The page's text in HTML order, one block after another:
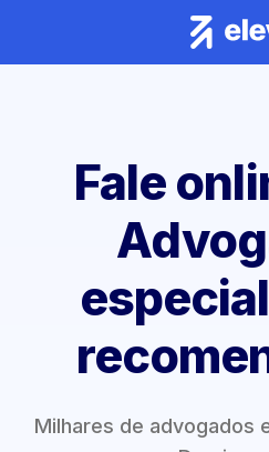
Fale
Milhares de advogados